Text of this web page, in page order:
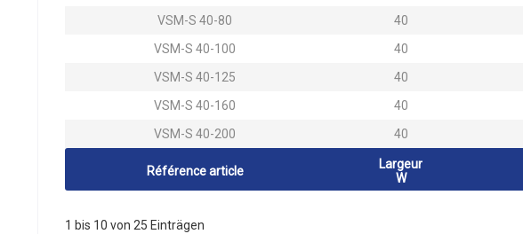
VSM-S 40-80
40
VSM-S 40-100
40
VSM-S 40-125
40
VSM-S 40-160
40
VSM-S 40-200
40
Référence article
Largeur
W
1 bis 10 von 25 Einträgen